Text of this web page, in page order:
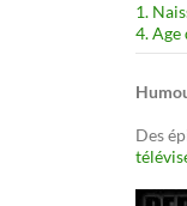
1.
4. Age
Des